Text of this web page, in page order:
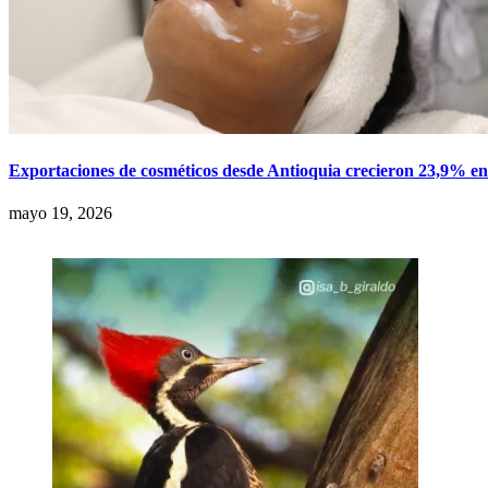
Exportaciones de cosméticos desde Antioquia crecieron 23,9%
mayo 19, 2026